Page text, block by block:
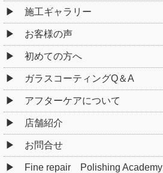
施工ギャラリー
お客様の声
初めての方へ
ガラスコーティングQ＆A
アフターケアについて
店舗紹介
お問合せ
Fine repair Polishing Academy